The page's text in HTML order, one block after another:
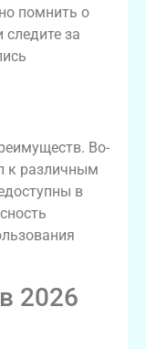
помнить о
следите за
Во-
к различным
в
2026